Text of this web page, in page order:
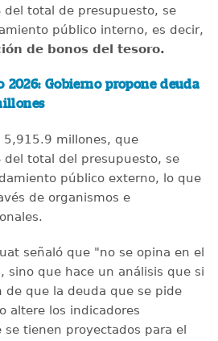
total de presupuesto, se
público interno, es decir,
de bonos del tesoro.
2026: Gobierno propone deuda
5,915.9 millones, que
total del presupuesto, se
público externo, lo que
de organismos e
señaló que "no se opina en el
sino que hace un análisis que si
de que la deuda que se pide
altere los indicadores
se tienen proyectados para el